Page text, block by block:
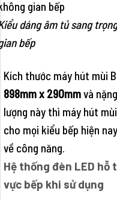
dáng âm tủ sang
bếp
Kích thước máy hút mùi
898mm x 290mmvà nặng
lượng này thì máy hút
cho mọi kiểu bếp hiện
về công năng.
Hệ thống đèn LED
vực bếp khi sử dụng